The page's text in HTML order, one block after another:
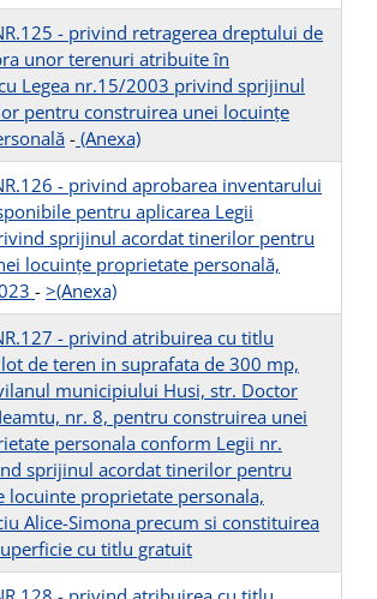
- privind retragerea dreptului de
unor terenuri atribuite în
Legea nr.15/2003 privind sprijinul
pentru construirea unei locuinţe
- (Anexa)
- privind aprobarea inventarului
pentru aplicarea Legii
sprijinul acordat tinerilor pentru
locuinţe proprietate personală,
- >(Anexa)
- privind atribuirea cu titlu
de teren in suprafata de 300 mp,
municipiului Husi, str. Doctor
nr. 8, pentru construirea unei
personala conform Legii nr.
sprijinul acordat tinerilor pentru
locuinte proprietate personala,
Alice-Simona precum si constituirea
cu titlu gratuit